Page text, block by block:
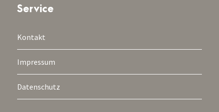
Service
Kontakt
Impressum
Datenschutz